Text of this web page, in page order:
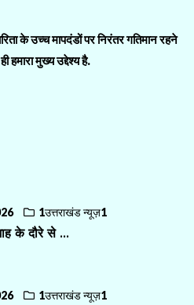
के उच्च मापदंडों पर निरंतर गतिमान रहने
हमारा मुख्य उद्देश्य है.
1उत्तराखंड न्यूज़1
के दौरे से ...
1उत्तराखंड न्यूज़1